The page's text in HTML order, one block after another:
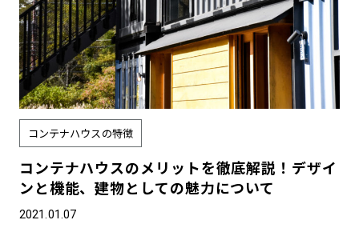
コンテナハウスのメリットを徹底解説！デザイ
ンと機能、建物としての魅力について
コンテナハウスの特徴
2021.01.07